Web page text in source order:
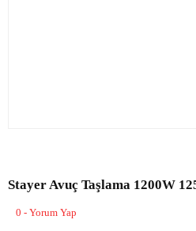
Stayer Avuç Taşlama 1200W
0 - Yorum Yap